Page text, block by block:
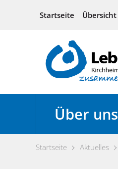
Startseite Übersicht
Über uns
Startseite Aktuelles